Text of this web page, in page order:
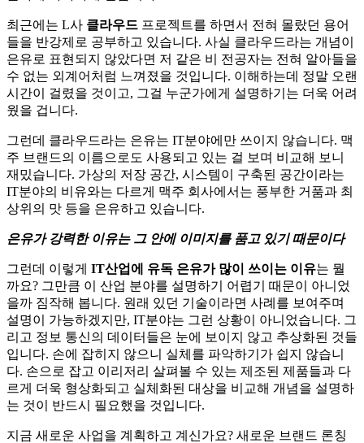
최근에는 L사 클라우드 프로젝트를 하면서 전혀 몰랐던 용어
들을 반강제로 공부하고 있습니다. 사실 클라우드라는 개념이
은유로 표현되지 않았다면 저 같은 비 전공자는 전혀 알아들을
수 없는 외계어처럼 느껴졌을 것입니다. 이해하는데 정말 오랜
시간이 걸렸을 것이고, 그걸 누군가에게 설명하기는 더욱 어려
웠을 겁니다.
그런데 클라우드라는 은유는 IT분야에만 쓰이지 않습니다. 맥
주 브랜드의 이름으로도 사용되고 있는 걸 보며 비교해 보니
재밌습니다. 가상의 저장 공간, 시스템이 구축된 공간이라는
IT분야의 비유와는 다르게 맥주 회사에서는 풍부한 거품과 최
상위의 맛 등을 은유하고 있습니다.
은유가 강력한 이유는 그 안에 이미지를 품고 있기 때문이다
그런데 이렇게 IT산업에 유독 은유가 많이 쓰이는 이유는 뭘
까요? 그만큼 이 산업 분야를 설명하기 어렵기 때문이 아니었
을까 짐작해 봅니다. 원래 있던 기술이라면 사례를 보여주며
설명이 가능하겠지만, IT분야는 그런 상황이 아니었습니다. 그
리고 정보 통신의 데이터들은 눈에 보이지 않고 추상화된 것들
입니다. 손에 잡히지 않으니 실체를 파악하기가 쉽지 않습니
다. 손으로 잡고 이리저리 살펴볼 수 있는 제조된 제품들과 다
르게 더욱 형상화되고 실체화된 대상을 비교해 개념을 설명하
는 것이 반드시 필요했을 것입니다.
지금 새로운 사업을 계획하고 계신가요? 새로운 브랜드 론칭